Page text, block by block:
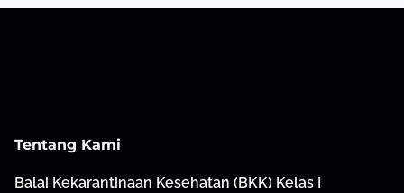
Tentang Kami
Balai Kekarantinaan Kesehatan (BKK) Kelas I